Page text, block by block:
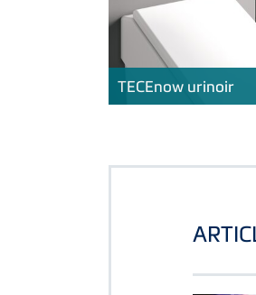
TECEnow urinoir